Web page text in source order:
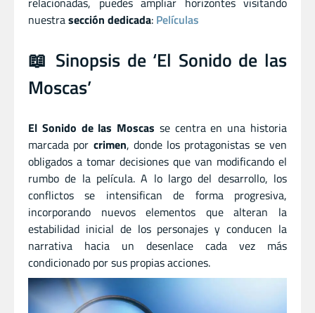
nuestrasección dedicada: Películas
📖 Sinopsis de ‘El Sonido de las
Moscas’
El Sonido de las Moscas se centra en una historia
marcada por crimen, donde los protagonistas se ven
obligados a tomar decisiones que van modificando el
rumbo de la película. A lo largo del desarrollo, los
conflictos se intensifican de forma progresiva,
incorporando nuevos elementos que alteran la
estabilidad inicial de los personajes y conducen la
narrativa hacia un desenlace cada vez más
condicionado por sus propias acciones.